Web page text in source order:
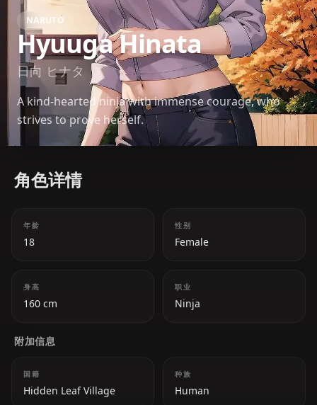
NARUTO
Hyuuga Hinata
日向 ヒナタ
A kind-hearted ninja with immense courage, who
strives to prove herself.
角色详情
年龄
18
性别
Female
身高
160 cm
职业
Ninja
附加信息
国籍
Hidden Leaf Village
种族
Human